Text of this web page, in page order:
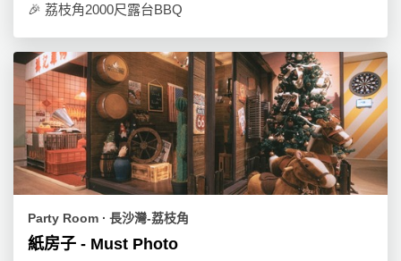
🎉 荔枝角2000尺露台BBQ
Party Room ∙ 長沙灣-荔枝角
紙房子 - Must Photo